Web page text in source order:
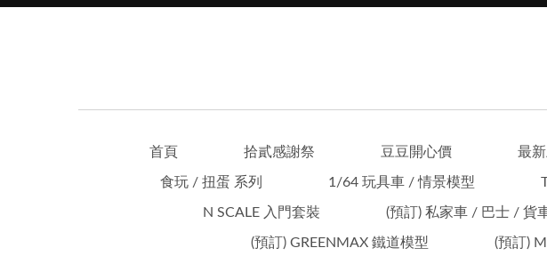
首頁 拾貳感謝祭 豆豆開心價 最
食玩 / 扭蛋 系列 1/64 玩具車 / 情景模型
N SCALE 入門套裝 (預訂) 私家車 / 巴士 / 貨
(預訂) GREENMAX 鐵道模型 (預訂)